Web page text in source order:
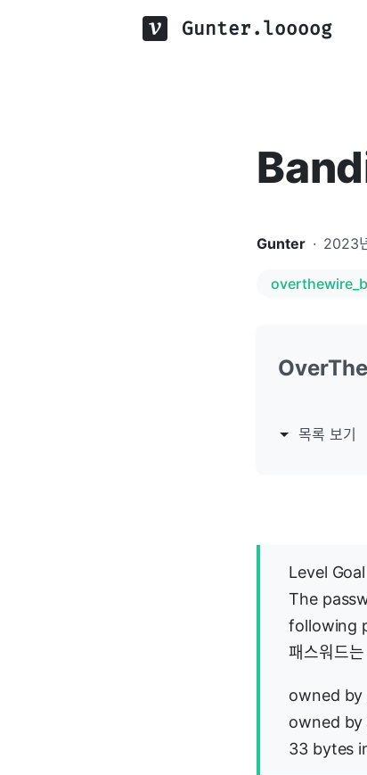
Gunter.loooog
Gunter · 2023
목록 보기
Level Goal
The
following
패스워드
owned by
owned by
33 bytes